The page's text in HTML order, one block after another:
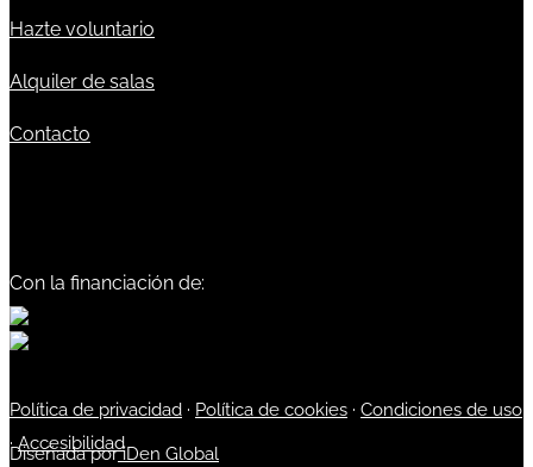
Hazte voluntario
Alquiler de salas
Contacto
Con la financiación de:
Política de privacidad · Política de cookies · Condiciones de uso
·Accesibilidad
Diseñada poriDen Global